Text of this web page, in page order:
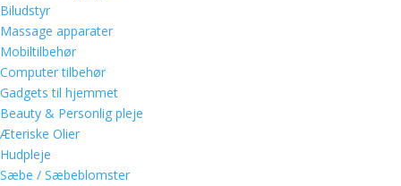
Biludstyr
Massage apparater
Mobiltilbehør
Computer tilbehør
Gadgets til hjemmet
Beauty & Personlig pleje
Æteriske Olier
Hudpleje
Sæbe / Sæbeblomster